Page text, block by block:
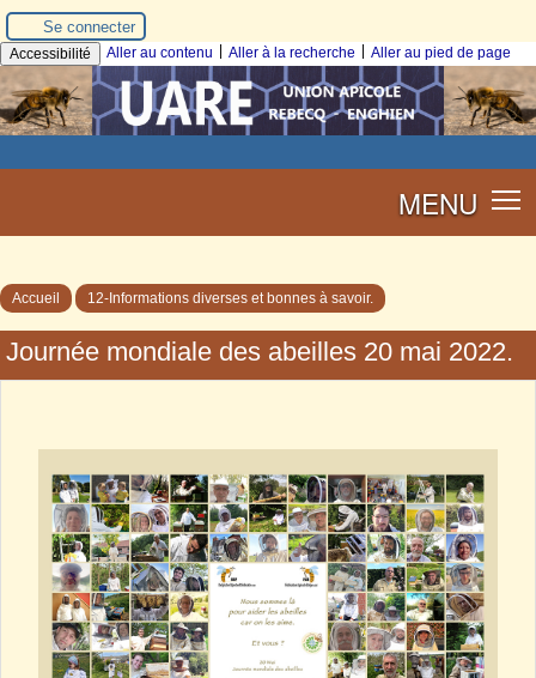
Se connecter
Accessibilité Aller au contenu Aller à la recherche Aller au pied de page
MENU
Accueil 12-Informations diverses et bonnes à savoir.
Journée mondiale des abeilles 20 mai 2022.